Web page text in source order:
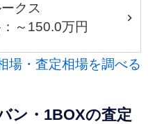
クス
～150.0万円
場・査定相場を調べる
ン・1BOXの査定